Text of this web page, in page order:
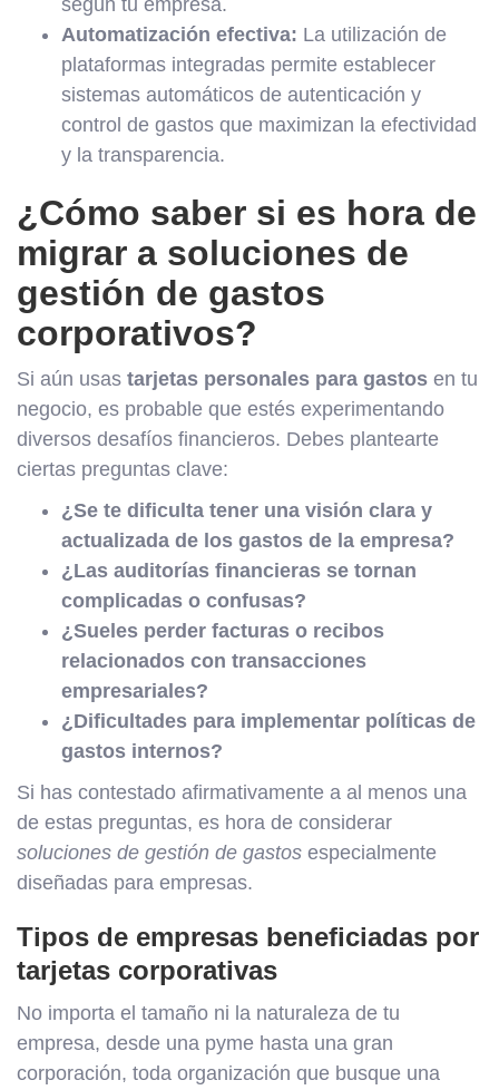
Automatización efectiva: La utilización de
plataformas integradas permite establecer
sistemas automáticos de autenticación y
control de gastos que maximizan la efectividad
y la transparencia.
¿Cómo saber si es hora de
migrar a soluciones de
gestión de gastos
corporativos?
Si aún usas tarjetas personales para gastos en tu
negocio, es probable que estés experimentando
diversos desafíos financieros. Debes plantearte
ciertas preguntas clave:
¿Se te dificulta tener una visión clara y
actualizada de los gastos de la empresa?
¿Las auditorías financieras se tornan
complicadas o confusas?
¿Sueles perder facturas o recibos
relacionados con transacciones
empresariales?
¿Dificultades para implementar políticas de
gastos internos?
Si has contestado afirmativamente a al menos una
de estas preguntas, es hora de considerar
soluciones de gestión de gastos especialmente
diseñadas para empresas.
Tipos de empresas beneficiadas por
tarjetas corporativas
No importa el tamaño ni la naturaleza de tu
empresa, desde una pyme hasta una gran
corporación, toda organización que busque una